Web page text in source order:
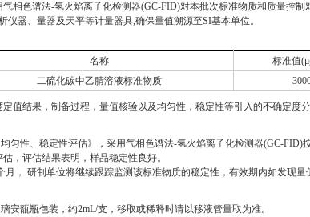
相色谱法-氢火焰离子化检测器(GC-FID)对本批次标准物质和质量控
器、量器及天平等计量器具,确保量值溯源至SI基本单位。
名称 标准值
二硫化碳中乙腈溶液标准物质
值结果，制备过程，量值核验以及均匀性，稳定性等引入的不确定度分
匀性、稳定性评估》，采用气相色谱法-氢火焰离子化检测器(GC-
，评估结果表明，样品稳定性良好。
研制单位将继续跟踪监测该标准物质的稳定性，有效期内如发现量
安瓿瓶包装，约2mL/支，移取或稀释时请以移液管量取为准。